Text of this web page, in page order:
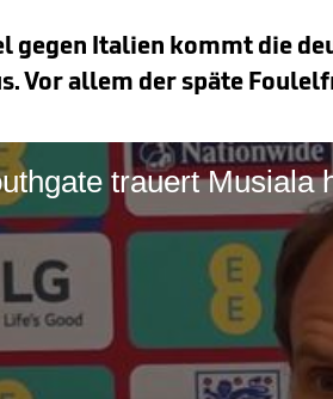
gegen Italien kommt die
Vor allem der späte
trauert Musiala